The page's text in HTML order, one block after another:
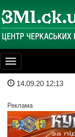
Toggle
navigation
14.09.20 12:13
Реклама